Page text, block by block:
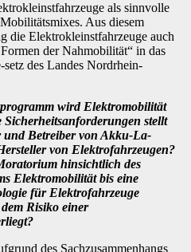
als sinnvolle
Aus diesem
die Elektrokleinstfahrzeuge auch
der Nahmobilität“ in das
des Landes Nordrhein-
wird Elektromobilität
Si­cherheitsanforderungen stellt
und Betreiber von Akku-La­
von Elektrofahrzeugen?
hinsichtlich des
Elekt­romobilität bis eine
für Elektrofahrzeuge
Risiko einer
des Sachzusammenhangs